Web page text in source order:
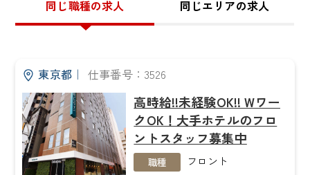
同じ職種の求人 同じエリアの求人
東京都｜ 仕事番号：3526
高時給!!未経験OK!! Wワー
クOK！大手ホテルのフロ
ントスタッフ募集中
職種 フロント